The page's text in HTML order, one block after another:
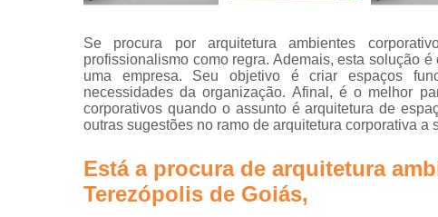
key
Projetos
arquitetônicos
Projetos de
arquitetura
Projetos de
escritórios
Se procura por arquitetura ambientes
profissionalismo como regra. Ademais, esta solução
uma empresa. Seu objetivo é criar espaços
necessidades da organização. Afinal, é o melhor
corporativos quando o assunto é arquitetura de
outras sugestões no ramo de arquitetura corporativa a
Está a procura de arquitetura
Terezópolis de Goiás,